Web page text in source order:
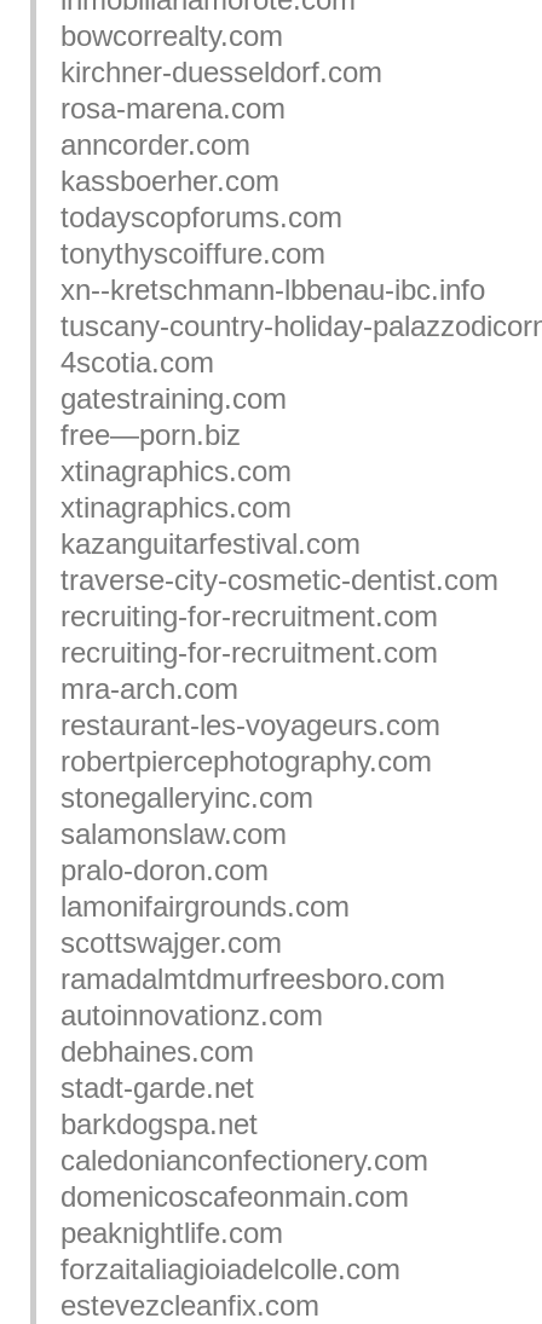
bowcorrealty.com
kirchner-duesseldorf.com
rosa-marena.com
anncorder.com
kassboerher.com
todayscopforums.com
tonythyscoiffure.com
xn--kretschmann-lbbenau-ibc.info
tuscany-country-holiday-
4scotia.com
gatestraining.com
free—porn.biz
xtinagraphics.com
xtinagraphics.com
kazanguitarfestival.com
traverse-city-cosmetic-dentist.com
recruiting-for-recruitment.com
recruiting-for-recruitment.com
mra-arch.com
restaurant-les-voyageurs.com
robertpiercephotography.com
stonegalleryinc.com
salamonslaw.com
pralo-doron.com
lamonifairgrounds.com
scottswajger.com
ramadalmtdmurfreesboro.com
autoinnovationz.com
debhaines.com
stadt-garde.net
barkdogspa.net
caledonianconfectionery.com
domenicoscafeonmain.com
peaknightlife.com
forzaitaliagioiadelcolle.com
estevezcleanfix.com